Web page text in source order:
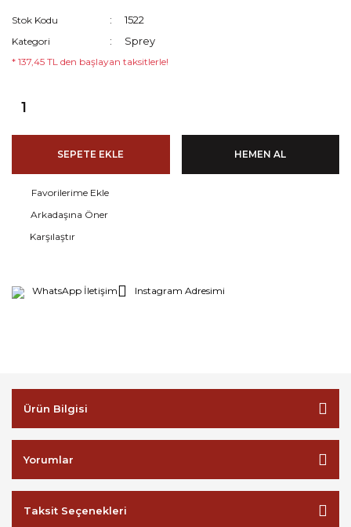
Stok Kodu 1522
Kategori Sprey
* 137,45 TL den başlayan taksitlerle!
SEPETE EKLE HEMEN AL
Arkadaşına Öner
Karşılaştır
WhatsApp İletişim Instagram Adresimi
Ürün Bilgisi
Yorumlar
Taksit Seçenekleri